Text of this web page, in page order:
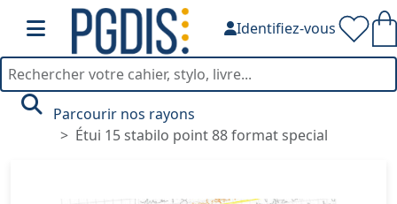
Identifiez-vous
Parcourir nos rayons
Étui 15 stabilo point 88 format special